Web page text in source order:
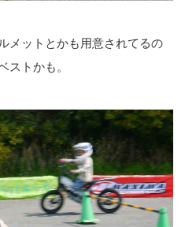
メットとかも用意されてるの
ストかも。